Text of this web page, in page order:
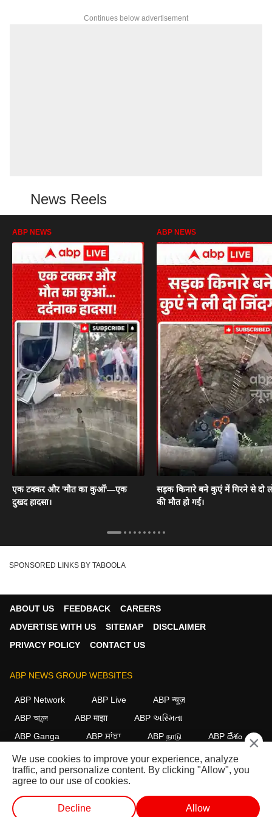
Continues below advertisement
News Reels
ABP NEWS
एक टक्कर और 'मौत का कुआँ'—एक
दुखद हादसा।
ABP NEWS
सड़क किनारे बने कुएं में गिरने से दो
की मौत हो गई।
SPONSORED LINKS BY TABOOLA
ABOUT US FEEDBACK
CAREERS
ADVERTISE WITH US
SITEMAP
DISCLAIMER
PRIVACY POLICY
CONTACT US
ABP NEWS GROUP WEBSITES
ABP Network ABP Live
ABP न्यूज़
ABP আনন্দ
ABP माझा
ABP અસ્મિતા
ABP Ganga
ABP ਸਾਂਝਾ ABP நாடு ABP దేశం
FOLLOW US
This website follows the DNPA Code of Ethics. Copyright@2026.
×
We use cookies to improve your experience, analyze
traffic, and personalize content. By clicking "Allow", you
agree to our use of cookies.
Decline Allow